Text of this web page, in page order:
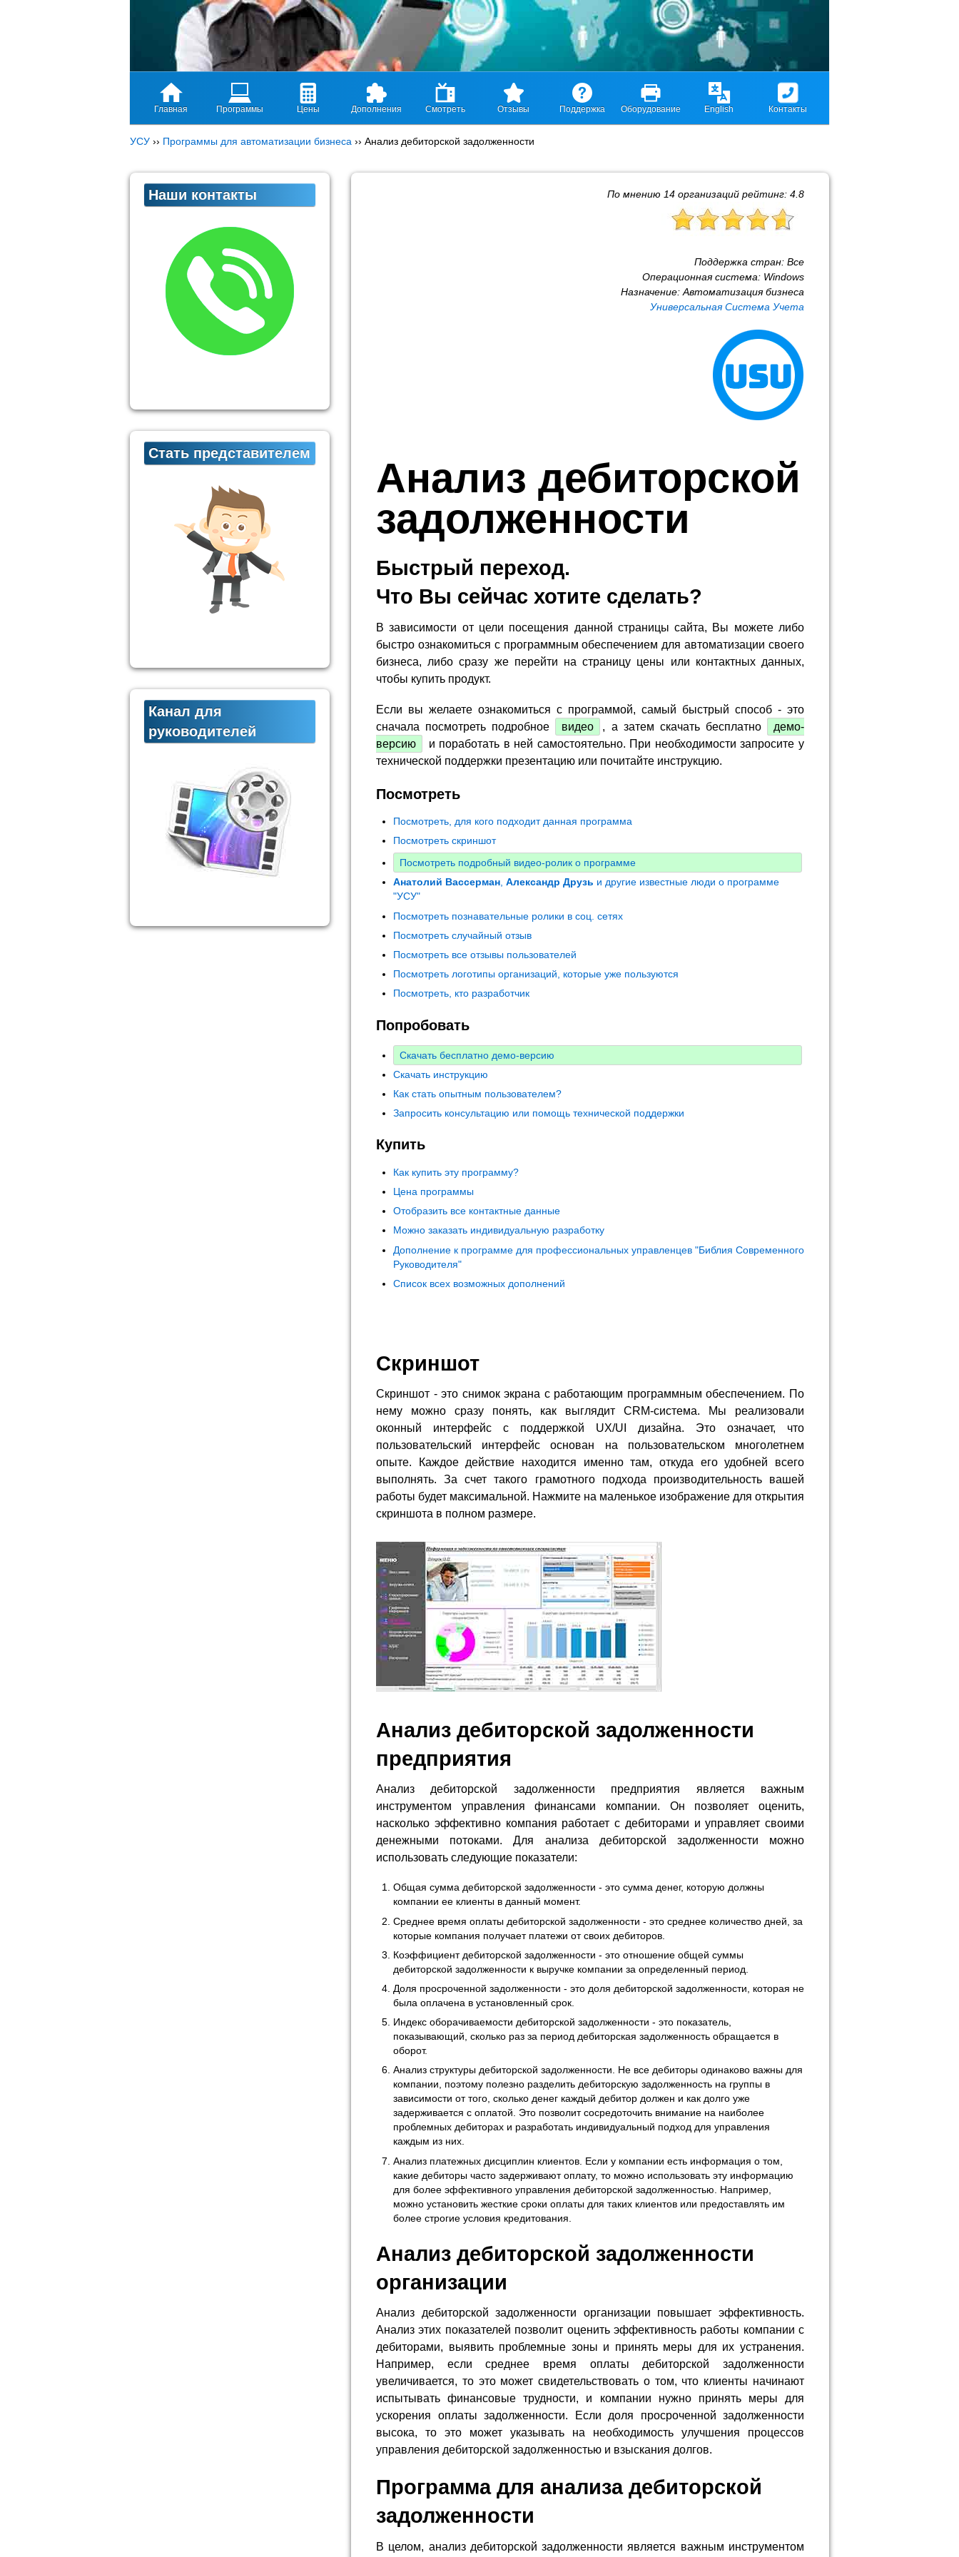
Главная Программы Цены Дополнения Смотреть Отзывы Поддержка Оборудование English Контакты
УСУ ›› Программы для автоматизации бизнеса ›› Анализ дебиторской задолженности
По мнению 14 организаций рейтинг: 4.8
Поддержка стран: Все
Операционная система: Windows
Назначение: Автоматизация бизнеса
Универсальная Система Учета
Анализ дебиторской
задолженности
Быстрый переход.
Что Вы сейчас хотите сделать?
В зависимости от цели посещения данной страницы сайта, Вы можете либо
быстро ознакомиться с программным обеспечением для автоматизации своего
бизнеса, либо сразу же перейти на страницу цены или контактных данных,
чтобы купить продукт.
Если вы желаете ознакомиться с программой, самый быстрый способ - это
сначала посмотреть подробное
видео , а затем скачать бесплатно
демо-
версию
и поработать в ней самостоятельно. При необходимости запросите у
технической поддержки презентацию или почитайте инструкцию.
Посмотреть
Посмотреть, для кого подходит данная программа
Посмотреть скриншот
Посмотреть подробный видео-ролик о программе
Анатолий Вассерман, Александр Друзь и другие известные люди о программе
"УСУ"
Посмотреть познавательные ролики в соц. сетях
Посмотреть случайный отзыв
Посмотреть все отзывы пользователей
Посмотреть логотипы организаций, которые уже пользуются
Посмотреть, кто разработчик
Попробовать
Скачать бесплатно демо-версию
Скачать инструкцию
Как стать опытным пользователем?
Запросить консультацию или помощь технической поддержки
Купить
Как купить эту программу?
Цена программы
Отобразить все контактные данные
Можно заказать индивидуальную разработку
Дополнение к программе для профессиональных управленцев "Библия Современного
Руководителя"
Список всех возможных дополнений
Скриншот
Скриншот - это снимок экрана с работающим программным обеспечением. По
нему можно сразу понять, как выглядит CRM-система. Мы реализовали
оконный интерфейс с поддержкой UX/UI дизайна. Это означает, что
пользовательский интерфейс основан на пользовательском многолетнем
опыте. Каждое действие находится именно там, откуда его удобней всего
выполнять. За счет такого грамотного подхода производительность вашей
работы будет максимальной. Нажмите на маленькое изображение для открытия
скриншота в полном размере.
Анализ дебиторской задолженности
предприятия
Анализ дебиторской задолженности предприятия является важным
инструментом управления финансами компании. Он позволяет оценить,
насколько эффективно компания работает с дебиторами и управляет своими
денежными потоками. Для анализа дебиторской задолженности можно
использовать следующие показатели:
Общая сумма дебиторской задолженности - это сумма денег, которую должны
компании ее клиенты в данный момент.
Среднее время оплаты дебиторской задолженности - это среднее количество дней, за
которые компания получает платежи от своих дебиторов.
Коэффициент дебиторской задолженности - это отношение общей суммы
дебиторской задолженности к выручке компании за определенный период.
Доля просроченной задолженности - это доля дебиторской задолженности, которая не
была оплачена в установленный срок.
Индекс оборачиваемости дебиторской задолженности - это показатель,
показывающий, сколько раз за период дебиторская задолженность обращается в
оборот.
Анализ структуры дебиторской задолженности. Не все дебиторы одинаково важны для
компании, поэтому полезно разделить дебиторскую задолженность на группы в
зависимости от того, сколько денег каждый дебитор должен и как долго уже
задерживается с оплатой. Это позволит сосредоточить внимание на наиболее
проблемных дебиторах и разработать индивидуальный подход для управления
каждым из них.
Анализ платежных дисциплин клиентов. Если у компании есть информация о том,
какие дебиторы часто задерживают оплату, то можно использовать эту информацию
для более эффективного управления дебиторской задолженностью. Например,
можно установить жесткие сроки оплаты для таких клиентов или предоставлять им
более строгие условия кредитования.
Анализ дебиторской задолженности
организации
Анализ дебиторской задолженности организации повышает эффективность.
Анализ этих показателей позволит оценить эффективность работы компании с
дебиторами, выявить проблемные зоны и принять меры для их устранения.
Например, если среднее время оплаты дебиторской задолженности
увеличивается, то это может свидетельствовать о том, что клиенты начинают
испытывать финансовые трудности, и компании нужно принять меры для
ускорения оплаты задолженности. Если доля просроченной задолженности
высока, то это может указывать на необходимость улучшения процессов
управления дебиторской задолженностью и взыскания долгов.
Программа для анализа дебиторской
задолженности
В целом, анализ дебиторской задолженности является важным инструментом
Наши контакты
Стать представителем
Канал для
руководителей